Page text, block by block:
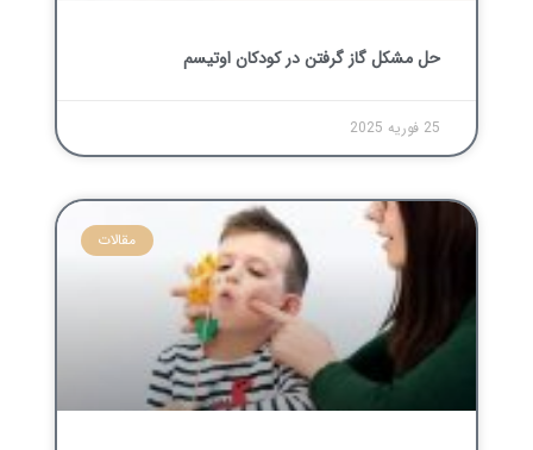
حل مشکل گاز گرفتن در کودکان اوتیسم
25 فوریه 2025
مقالات